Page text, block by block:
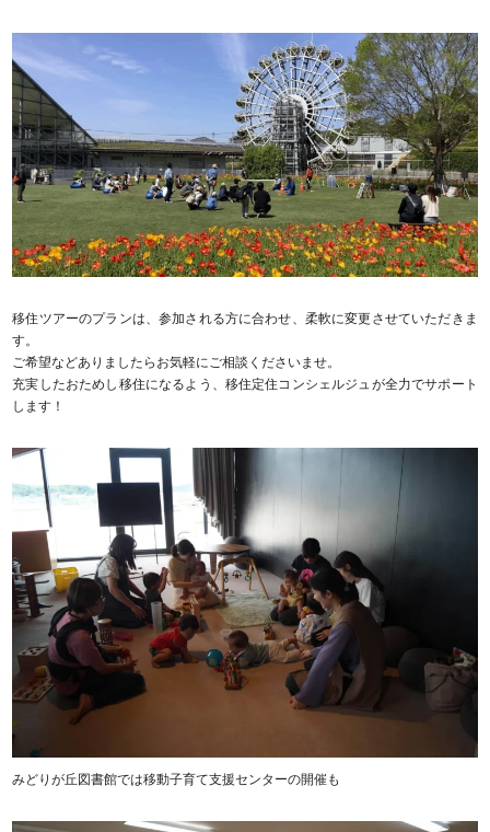
移住ツアーのプランは、参加される方に合わせ、柔軟に変更させていただきま
す。
ご希望などありましたらお気軽にご相談くださいませ。
充実したおためし移住になるよう、移住定住コンシェルジュが全力でサポート
します！
みどりが丘図書館では移動子育て支援センターの開催も